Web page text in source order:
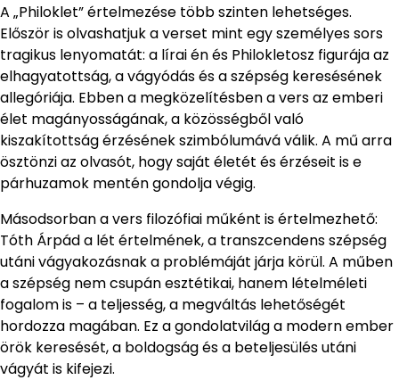
A „Philoklet” értelmezése több szinten lehetséges.
Először is olvashatjuk a verset mint egy személyes sors
tragikus lenyomatát: a lírai én és Philokletosz figurája az
elhagyatottság, a vágyódás és a szépség keresésének
allegóriája. Ebben a megközelítésben a vers az emberi
élet magányosságának, a közösségből való
kiszakítottság érzésének szimbólumává válik. A mű arra
ösztönzi az olvasót, hogy saját életét és érzéseit is e
párhuzamok mentén gondolja végig.
Másodsorban a vers filozófiai műként is értelmezhető:
Tóth Árpád a lét értelmének, a transzcendens szépség
utáni vágyakozásnak a problémáját járja körül. A műben
a szépség nem csupán esztétikai, hanem lételméleti
fogalom is – a teljesség, a megváltás lehetőségét
hordozza magában. Ez a gondolatvilág a modern ember
örök keresését, a boldogság és a beteljesülés utáni
vágyát is kifejezi.